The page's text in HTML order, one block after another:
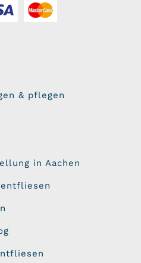
& pflegen
in Aachen